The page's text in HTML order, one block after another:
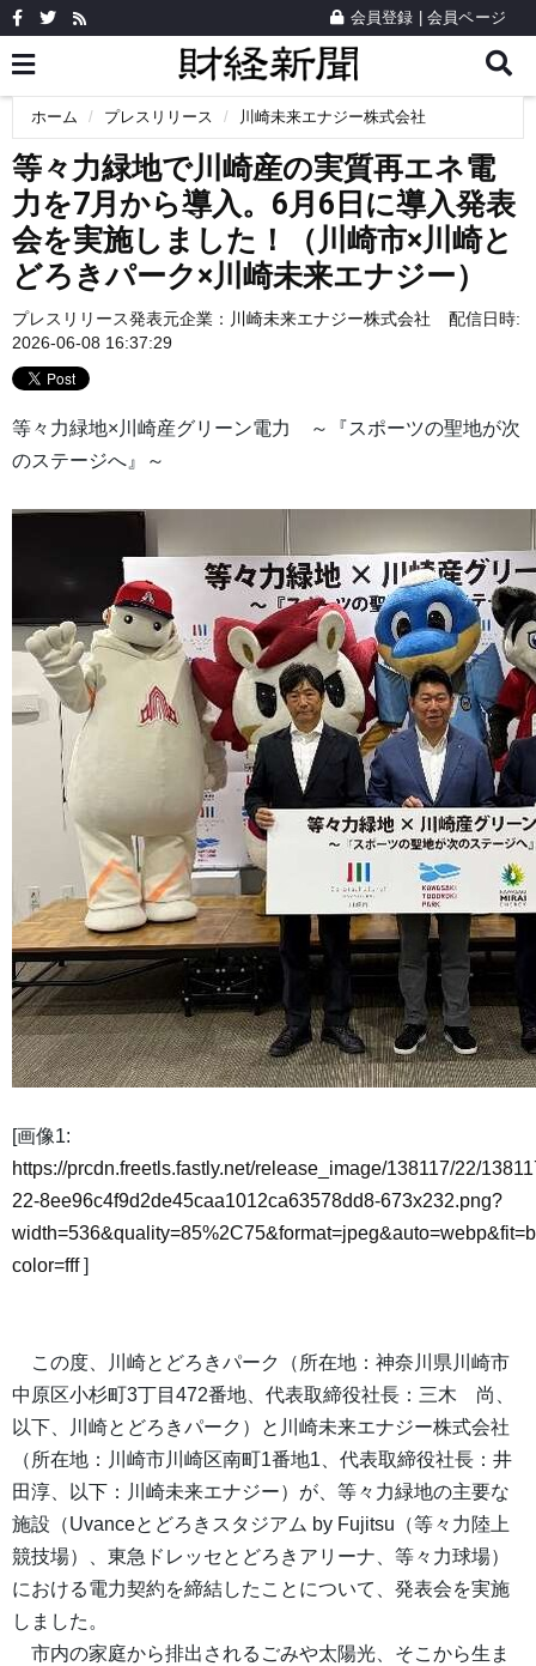
会員登録 会員ページ
ホーム プレスリリース 川崎未来エナジー株式会社
等々力緑地で川崎産の実質再エネ電
力を7月から導入。6月6日に導入発表
会を実施しました！（川崎市×川崎と
どろきパーク×川崎未来エナジー）
プレスリリース発表元企業： 川崎未来エナジー株式会社
配信日時:
2026-06-08 16:37:29
等々力緑地×川崎産グリーン電力 ～『スポーツの聖地が次
のステージへ』～
[画像1:
https://prcdn.freetls.fastly.net/release_image/138117/22/
22-8ee96c4f9d2de45caa1012ca63578dd8-673x232.png?
color=fff]
この度、川崎とどろきパーク（所在地：神奈川県川崎市
中原区小杉町3丁目472番地、代表取締役社長：三木 尚、
以下、川崎とどろきパーク）と川崎未来エナジー株式会社
（所在地：川崎市川崎区南町1番地1、代表取締役社長：井
田淳、以下：川崎未来エナジー）が、等々力緑地の主要な
施設（Uvanceとどろきスタジアム by Fujitsu（等々力陸上
競技場）、東急ドレッセとどろきアリーナ、等々力球場）
における電力契約を締結したことについて、発表会を実施
しました。
市内の家庭から排出されるごみや太陽光、そこから生ま